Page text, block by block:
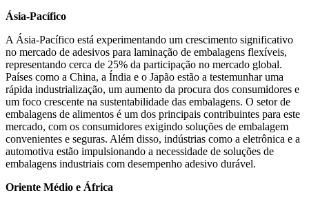
Ásia-Pacífico
A Ásia-Pacífico está experimentando um crescimento significativo
no mercado de adesivos para laminação de embalagens flexíveis,
representando cerca de 25% da participação no mercado global.
Países como a China, a Índia e o Japão estão a testemunhar uma
rápida industrialização, um aumento da procura dos consumidores e
um foco crescente na sustentabilidade das embalagens. O setor de
embalagens de alimentos é um dos principais contribuintes para este
mercado, com os consumidores exigindo soluções de embalagem
convenientes e seguras. Além disso, indústrias como a eletrônica e a
automotiva estão impulsionando a necessidade de soluções de
embalagens industriais com desempenho adesivo durável.
Oriente Médio e África